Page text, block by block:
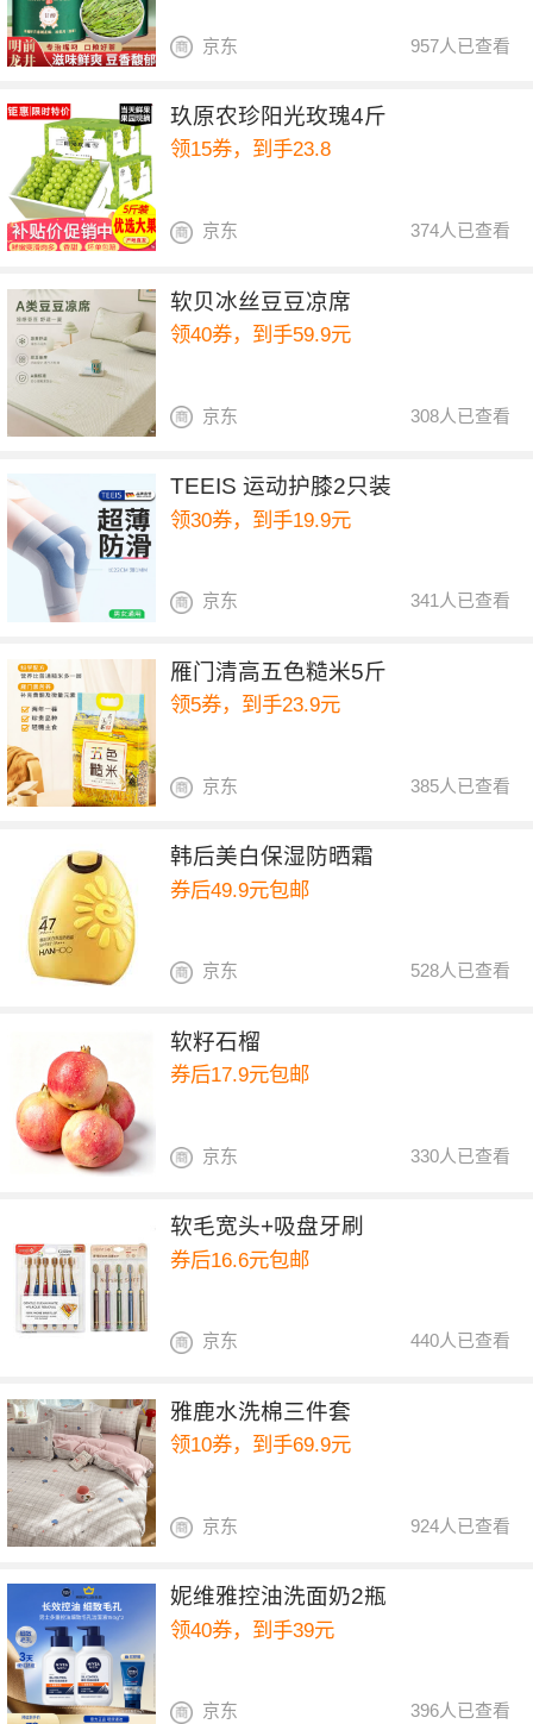
957人已查看
京东
玖原农珍阳光玫瑰4斤
领15券，到手23.8
374人已查看
京东
软贝冰丝豆豆凉席
领40券，到手59.9元
308人已查看
京东
TEEIS 运动护膝2只装
领30券，到手19.9元
341人已查看
京东
雁门清高五色糙米5斤
领5券，到手23.9元
385人已查看
京东
韩后美白保湿防晒霜
券后49.9元包邮
528人已查看
京东
软籽石榴
券后17.9元包邮
330人已查看
京东
软毛宽头+吸盘牙刷
券后16.6元包邮
440人已查看
京东
雅鹿水洗棉三件套
领10券，到手69.9元
924人已查看
京东
妮维雅控油洗面奶2瓶
领40券，到手39元
396人已查看
京东